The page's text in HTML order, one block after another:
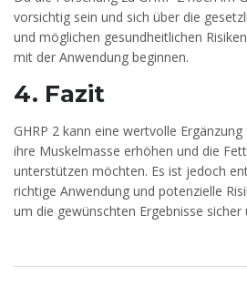
vorsichtig sein und sich über die
und möglichen gesundheitlichen
mit der Anwendung beginnen.
4. Fazit
GHRP 2 kann eine wertvolle
ihre Muskelmasse erhöhen und die
unterstützen möchten. Es ist jedoch
richtige Anwendung und potenzielle
um die gewünschten Ergebnisse